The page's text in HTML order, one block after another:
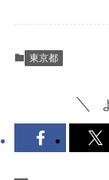
東京都